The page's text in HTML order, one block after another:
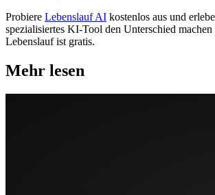
Probiere Lebenslauf AI kostenlos aus und
spezialisiertes KI-Tool den Unterschied
Lebenslauf ist gratis.
Mehr lesen